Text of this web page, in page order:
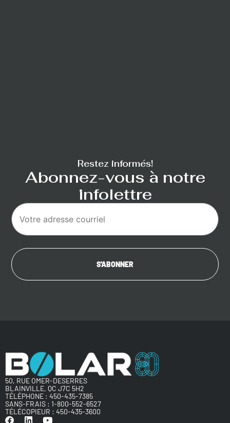
Restez informés!
Abonnez-vous à notre
infolettre
50, RUE OMER-DESERRES
BLAINVILLE, QC J7C 5H2
TÉLÉPHONE : 450-435-7385
SANS-FRAIS : 1-800-552-6527
TÉLÉCOPIEUR : 450-435-3600